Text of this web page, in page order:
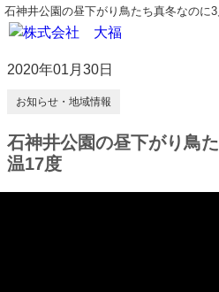
石神井公園の昼下がり鳥たち真冬なのに
2020年01月30日
お知らせ・地域情報
石神井公園の昼下がり鳥
温17度